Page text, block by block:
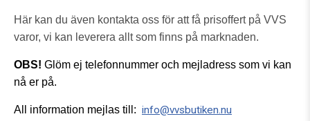
Här kan du även kontakta oss för att få prisoffert på VVS
varor, vi kan leverera allt som finns på marknaden.
OBS! Glöm ej telefonnummer och mejladress som vi kan
nå er på.
All information mejlas till: info@vvsbutiken.nu